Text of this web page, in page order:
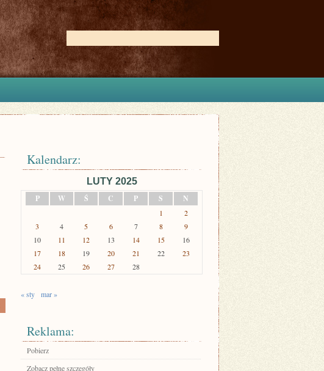
Kalendarz:
LUTY 2025
P
W Ś C P S N
1
2
3
4 5 6 7 8
9
10
11 12 13 14 15
16
17
18 19 20 21 22
23
24
25 26 27 28
« sty mar »
Reklama:
Pobierz
Zobacz pełne szczegóły